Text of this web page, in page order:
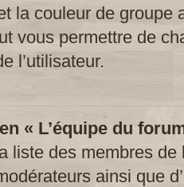
la couleur de groupe
vous permettre de
l’utilisateur.
« L’équipe du
liste des membres de
ainsi que